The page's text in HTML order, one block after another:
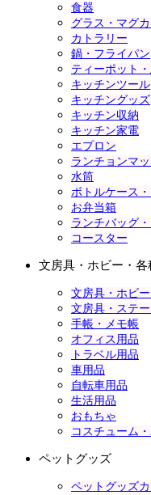
食器
グラス・マグ
カトラリー
鍋・フライパン
ティーポット
キッチンツール
キッチングッズ
キッチン収納
キッチン家電
エプロン
ランチョンマ
水筒
ボトルケース
お弁当箱
ランチバッグ
コースター
文房具・ホビー・各
文房具・ホビ
文房具・ステ
手帳・メモ帳
オフィス用品
トラベル用品
車用品
自転車用品
生活用品
おもちゃ
コスチューム
ペットグッズ
ペットグッズ